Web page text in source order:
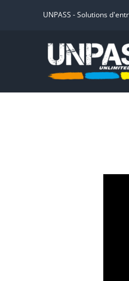
UNPASS - Solutions